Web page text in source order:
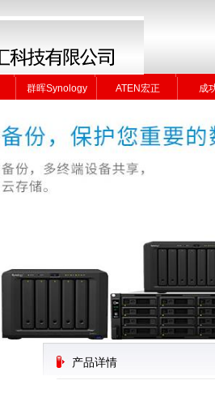
群晖Synology ATEN宏正 成
群晖Synology ATEN宏正 成
产品详情